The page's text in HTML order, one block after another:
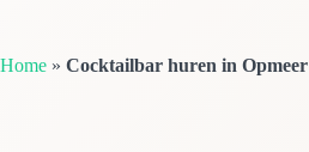
Home » Cocktailbar huren in Opmeer